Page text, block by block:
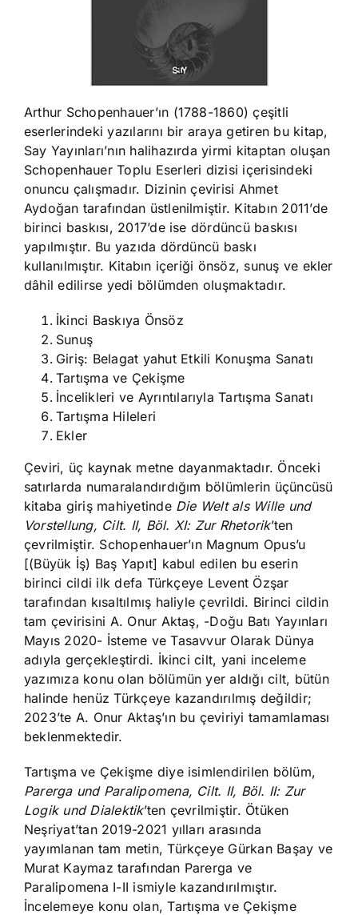
Arthur Schopenhauer’ın (1788-1860) çeşitli
eserlerindeki yazılarını bir araya getiren bu kitap,
Say Yayınları’nın halihazırda yirmi kitaptan oluşan
Schopenhauer Toplu Eserleri dizisi içerisindeki
onuncu çalışma­dır. Dizinin çevirisi Ahmet
Aydoğan tarafından üstlenilmiştir. Kitabın 2011’de
birinci baskısı, 2017’de ise dördüncü baskısı
yapılmıştır. Bu yazıda dördüncü baskı
kullanılmıştır. Kitabın içeriği önsöz, sunuş ve ekler
dâhil edilirse yedi bölümden oluş­maktadır.
İkinci Baskıya Önsöz
Sunuş
Giriş: Belagat yahut Etkili Konuşma Sanatı
Tartışma ve Çekişme
İncelikleri ve Ayrıntılarıyla Tartışma Sanatı
Tartışma Hileleri
Ekler
Çeviri, üç kaynak metne dayanmaktadır. Önceki
satırlarda numaralandırdığım bölümlerin üçüncüsü
kitaba giriş mahiyetinde Die Welt als Wille und
Vorstellung, Cilt. II, Böl. XI: Zur Rhetorik’ten
çevrilmiştir. Schopenhauer’ın Magnum Opus’u
[(Büyük İş) Baş Yapıt] kabul edilen bu eserin
birinci cildi ilk defa Türkçeye Levent Özşar
tarafından kısaltılmış haliyle çevrildi. Birinci cildin
tam çevirisini A. Onur Aktaş, -Doğu Batı Yayınları
Mayıs 2020- İsteme ve Tasavvur Olarak Dünya
adıyla gerçekleştirdi. İkinci cilt, yani inceleme
yazımıza konu olan bölümün yer aldığı cilt, bütün
halinde henüz Türkçeye kazandırılmış değildir;
2023’te A. Onur Aktaş’ın bu çeviriyi tamamlaması
beklenmektedir.
Tartışma ve Çekişme diye isimlendirilen bölüm,
Parerga und Paralipomena, Cilt. II, Böl. II: Zur
Logik und Dialektik’ten çevrilmiştir. Ötüken
Neşriyat’tan 2019-2021 yılları arasında
yayımlanan tam metin, Türkçeye Gürkan Başay ve
Murat Kaymaz tarafından Parerga ve
Paralipomena I-II ismiyle kazandırılmıştır.
İncelemeye konu olan, Tartışma ve Çekişme